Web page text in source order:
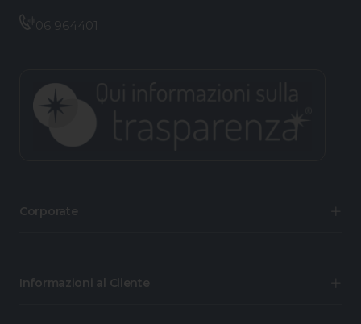
06 964401
Corporate
Informazioni al Cliente